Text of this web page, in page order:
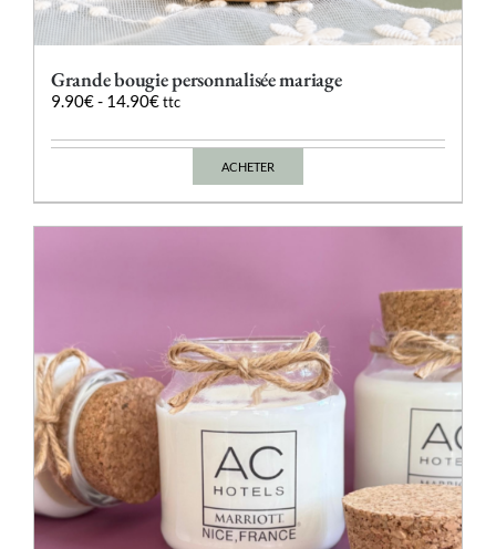
Grande bougie personnalisée mariage
9.90€- 14.90€ ttc
ACHETER
Ce
être
choisies
sur
la
page
du
produit